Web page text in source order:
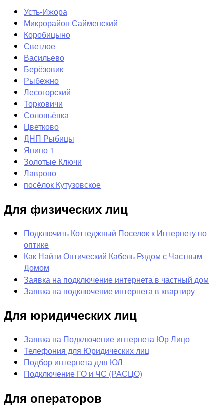
Усть-Ижора
Микрорайон Сайменский
Коробицыно
Светлое
Васильево
Берёзовик
Рыбежно
Лесогорский
Торковичи
Соловьёвка
Цветково
ДНП Рыбицы
Янино 1
Золотые Ключи
Лаврово
посёлок Кутузовское
Для физических лиц
Подключить Коттеджный Поселок к Интернету по
оптике
Как Найти Оптический Кабель Рядом с Частным
Домом
Заявка на подключение интернета в частный дом
Заявка на подключение интернета в квартиру
Для юридических лиц
Заявка на Подключение интернета Юр Лицо
Телефония для Юридических лиц
Подбор интернета для ЮЛ
Подключение ГО и ЧС (РАСЦО)
Для операторов